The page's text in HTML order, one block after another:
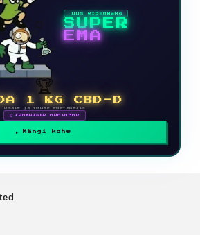
UUS VIDEOMÄNG
SUPER
EMA
🏆
1 KG CBD-D
Osale ja tõuse edetabelis
🗓 IGAKUISED AUHINNAD
Mängi kohe